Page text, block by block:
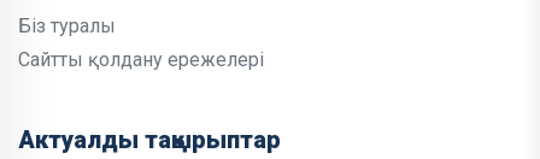
Біз туралы
Сайтты қолдану ережелері
Актуалды тақырыптар